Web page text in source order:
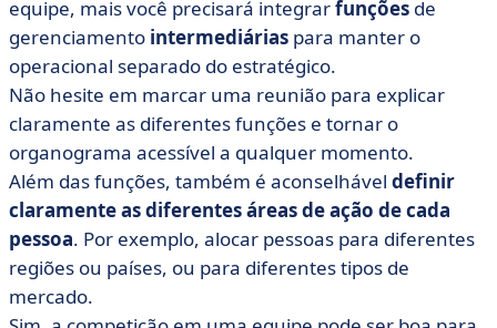
equipe, mais você precisará integrarfunções de
gerenciamento intermediárias para manter o
operacional separado do estratégico.
Não hesite em marcar uma reunião para explicar
claramente as diferentes funções e tornar o
organograma acessível a qualquer momento.
Além das funções, também é aconselhável definir
claramente as diferentes áreas de ação de cada
pessoa. Por exemplo, alocar pessoas para diferentes
regiões ou países, ou para diferentes tipos de
mercado.